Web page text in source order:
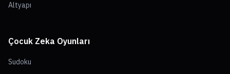
Altyapı
Çocuk Zeka Oyunları
Sudoku